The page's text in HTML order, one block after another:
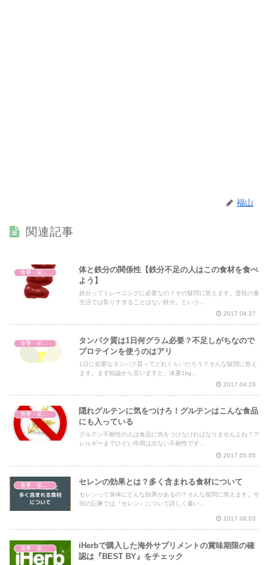
福山
関連記事
体と鉄分の関係性【鉄分不足の人はこの食材を食べ
よう】
鉄分ってトレーニングに必要なの？その疑問に答えます。普段の食
生活では取りすぎることはない鉄分。という...
2017.04.27
タンパク質は1日何グラム必要？不足しがちなので
プロテインを使うのはアリ
1日に必要なタンパク質ってどれくらいだろう？そんな疑問に答え
ます。まず結論から言いますと、体重1kg...
2017.04.23
隠れグルテンに気をつけろ！グルテンはこんな食品
にも入っている
グルテン不耐性の人は食品に気をつけなければなりませんよね？ア
レルギーまでひどい作用は出ない不耐性です...
2017.05.05
セレンの効果とは？多く含まれる食材について
セレンって身体にどんな効果があるの？そんな疑問に答えます。今
回の記事では『セレン』について詳しく書い...
2017.08.03
食事・栄養・サプリ
iHerbで購入した海外サプリメントの賞味期限の確
認は『BEST BY』をチェック